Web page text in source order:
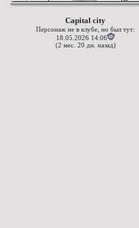
Capital city
Персонаж не в клубе, но был тут:
18.05.2026 14:06
(2 мес. 20 дн. назад)